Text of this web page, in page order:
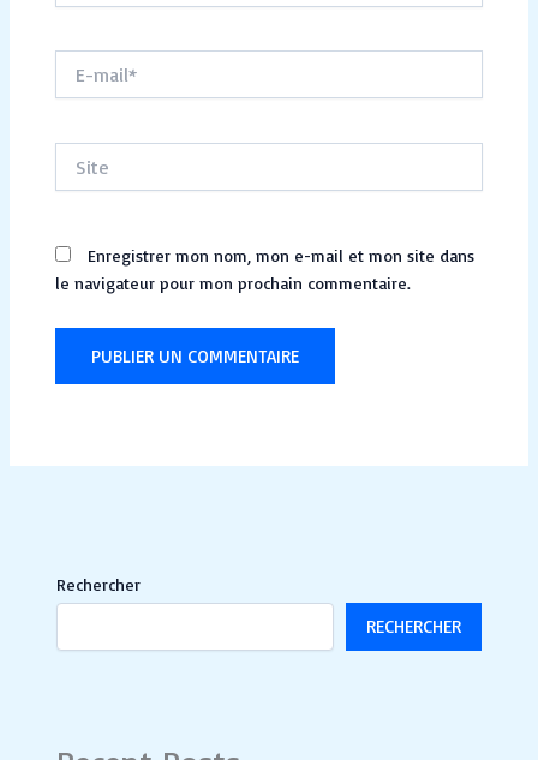
mail*
Enregistrer mon nom, mon e-mail et mon site dans
le navigateur pour mon prochain commentaire.
Rechercher
RECHERCHER